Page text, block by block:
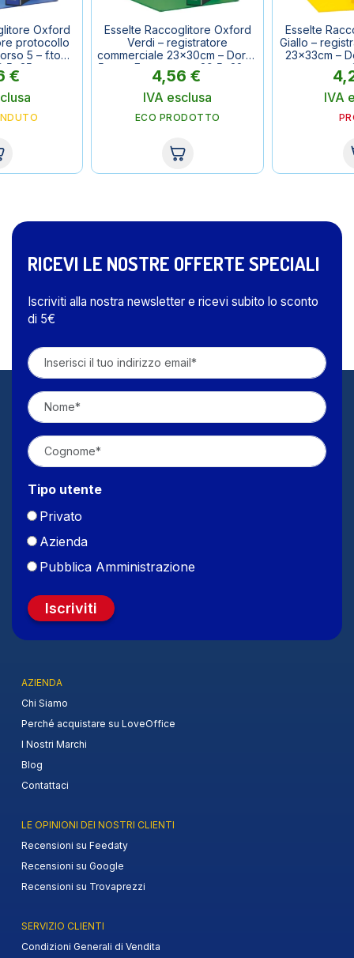
Oxford
protocollo
5 – f.to
€
Esselte Raccoglitore Oxford
Verdi – registratore
commerciale 23x30cm – Dorso
5 cm – F.to esterno 29,5x32cm
4,56 €
IVA esclusa
ECO PRODOTTO
Esselte
Giallo –
23x33cm –
IVA
RICEVI LE NOSTRE OFFERTE SPECIALI
Iscriviti alla nostra newsletter e ricevi subito lo sconto
di 5€
Tipo utente
Privato
Azienda
Pubblica Amministrazione
Iscriviti
AZIENDA
Chi Siamo
Perché acquistare su LoveOffice
I Nostri Marchi
Blog
Contattaci
LE OPINIONI DEI NOSTRI CLIENTI
Recensioni su Feedaty
Recensioni su Google
Recensioni su Trovaprezzi
SERVIZIO CLIENTI
Condizioni Generali di Vendita